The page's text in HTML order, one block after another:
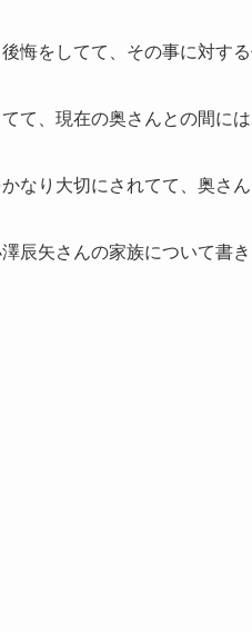
悔をしてて、その事に対す
て、現在の奥さんとの間には
なり大切にされてて、奥さ
辰矢さんの家族について書き